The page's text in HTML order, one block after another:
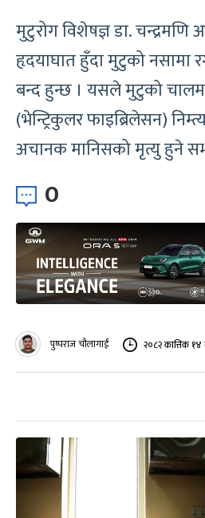
मुटुरोग विशेषज्ञ डा. चन्द्रमणि
हृदयाघात हुँदा मुटुको नसामा
बन्द हुन्छ । यसले मुटुको
(भेन्ट्रिकुलर फाइब्रिलेसन)
अचानक मानिसको मृत्यु हुने
0
पुष्पराज चौलागाईं २०८२ कात्तिक